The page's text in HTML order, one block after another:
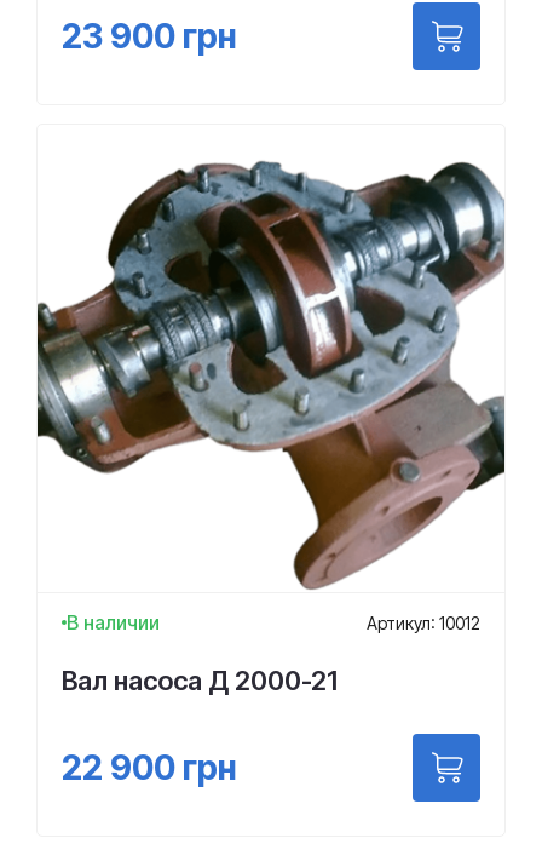
23 900 грн
В наличии Артикул: 10012
Вал насоса Д 2000-21
22 900 грн